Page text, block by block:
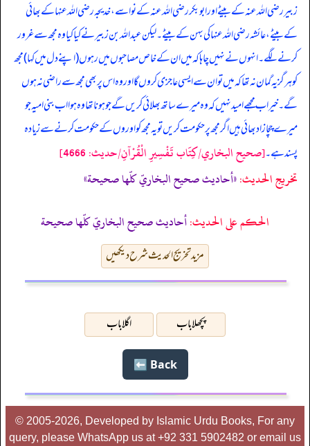
زبیر رضی اللہ عنہ کے بیٹے اور ابوبکر رضی اللہ عنہ کے نواسے، خدیجہ رضی اللہ عنہا کے بھائی
کے بیٹے، عائشہ رضی اللہ عنہا کی بہن کے بیٹے۔ لیکن عبداللہ بن زبیر نے کیا کیا وہ مجھ سے غرور
کرنے لگے۔ انہوں نے نہیں چاہا کہ میں ان کے خاص مصاحبوں میں رہوں (اپنے دل میں کہا) مجھ
کو ہرگز یہ گمان نہ تھا کہ میں تو ان سے ایسی عاجزی کروں گا اور وہ اس پر بھی مجھ سے راضی نہ ہوں
گے۔ خیر اب مجھے امید نہیں کہ وہ میرے ساتھ بھلائی کریں گے جو ہونا تھا وہ ہوا اب بنی امیہ جو
میرے چچا زاد بھائی ہیں اگر مجھ پر حکومت کریں تو یہ مجھ کو اوروں کے حکومت کرنے سے زیادہ
پسند ہے۔[صحيح البخاري/كِتَاب تَفْسِيرِ الْقُرْآنِ/حدیث: 4666]
تخریج الحدیث:«أحاديث صحيح البخاريّ كلّها صحيحة»
الحكم على الحديث:أحاديث صحيح البخاريّ كلّها صحيحة
مزید تخریج الحدیث شرح دیکھیں
پچھلا باب اگلا باب
Back ⬅️
© 2005-2026, Developed by Islamic Urdu Books, For any
query, please WhatsApp us at +92 331 5902482 or email us